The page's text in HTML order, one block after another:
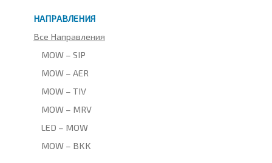
НАПРАВЛЕНИЯ
Все Направления
MOW – SIP
MOW – AER
MOW – TIV
MOW – MRV
LED – MOW
MOW – BKK